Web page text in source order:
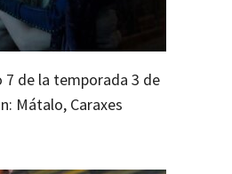
7 de la temporada 3 de
Mátalo, Caraxes